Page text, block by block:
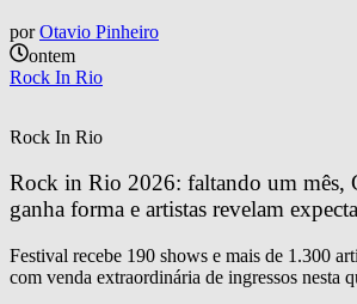
por Otavio Pinheiro
ontem
Rock In Rio
Rock In Rio
Rock in Rio 2026: faltando um mês,
ganha forma e artistas revelam
Festival recebe 190 shows e mais de 1.300
com venda extraordinária de ingressos nesta